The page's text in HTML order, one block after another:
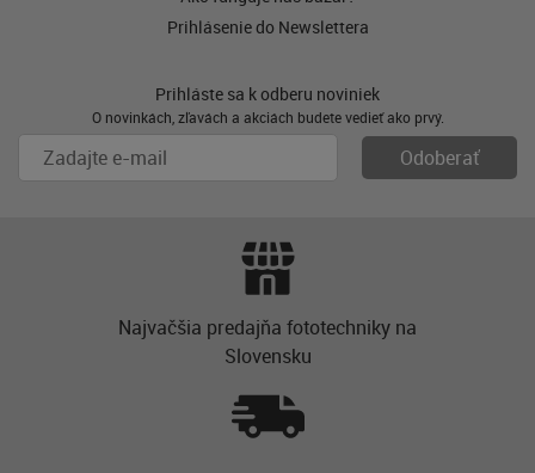
Prihlásenie do Newslettera
Prihláste sa k odberu noviniek
O novinkách, zľavách a akciách budete vedieť ako prvý.
Najvačšia predajňa fototechniky na
Slovensku